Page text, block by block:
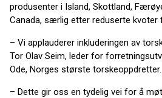
produsenter i Island, Skottland,
Canada, særlig etter reduserte kvoter
– Vi applauderer inkluderingen av
Tor Olav Seim, leder for
Ode, Norges største torskeoppdretter.
– Dette gir oss en tydelig vei for å